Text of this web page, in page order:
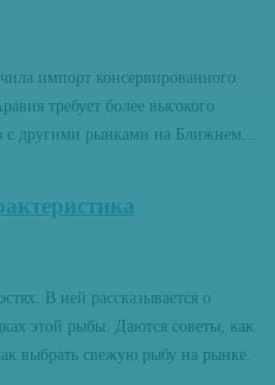
импорт консервированного
требует более высокого
с другими рынками на Ближнем...
В ней рассказывается о
этой рыбы. Даются советы, как
выбрать свежую рыбу на рынке.